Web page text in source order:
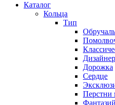
Каталог
Кольца
Тип
Дорожка
Сердце
Перстни